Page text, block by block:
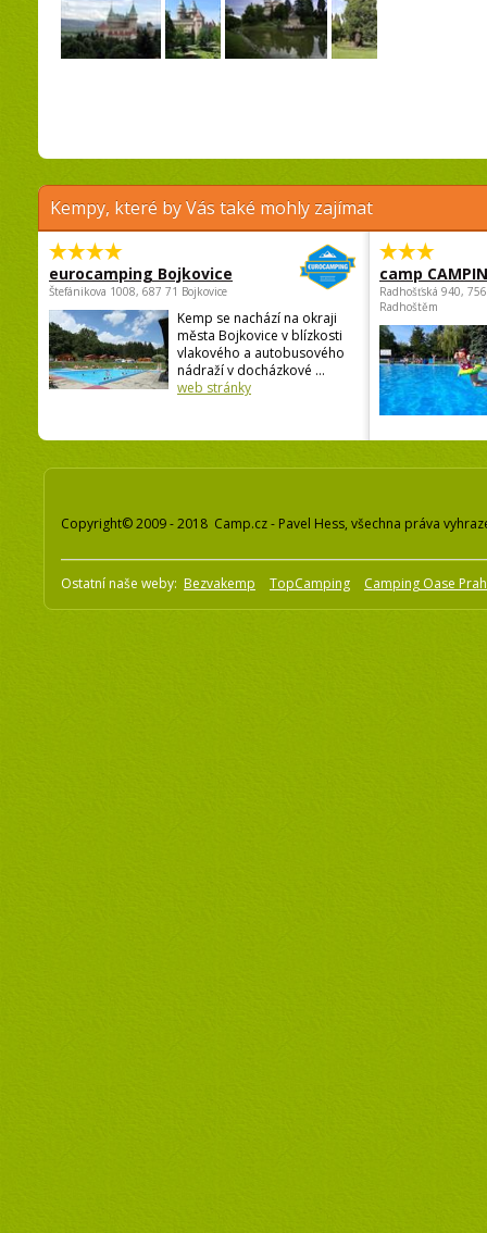
Kempy, které by Vás také mohly zajímat
eurocamping Bojkovice
Štefánikova 1008, 687 71 Bojkovice
Kemp se nachází na okraji
města Bojkovice v blízkosti
vlakového a autobusového
nádraží v docházkové ...
web stránky
camp
Radhošťská 940,
Radhoštěm
Copyright© 2009 - 2018 Camp.cz - Pavel Hess, všechna práva
Ostatní naše weby: Bezvakemp TopCamping Camping Oase